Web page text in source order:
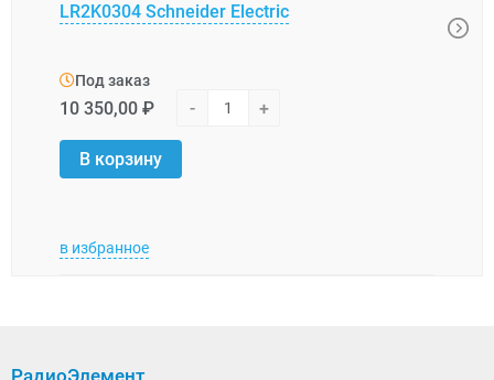
LR2K0304 Schneider Electric
Под заказ
10 350,00 ₽ - +
В корзину
в избранное